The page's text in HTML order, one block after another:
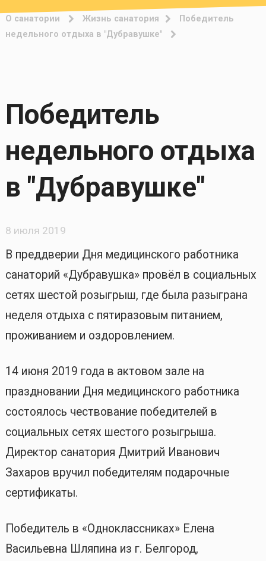
О санатории Жизнь санатория
Победитель
недельного отдыха в "Дубравушке"
Победитель
недельного отдыха
в "Дубравушке"
8 июля 2019
В преддверии Дня медицинского работника
санаторий «Дубравушка» провёл в социальных
сетях шестой розыгрыш, где была разыграна
неделя отдыха с пятиразовым питанием,
проживанием и оздоровлением.
14 июня 2019 года в актовом зале на
праздновании Дня медицинского работника
состоялось чествование победителей в
социальных сетях шестого розыгрыша.
Директор санатория Дмитрий Иванович
Захаров вручил победителям подарочные
сертификаты.
Победитель в «Одноклассниках» Елена
Васильевна Шляпина из г. Белгород,